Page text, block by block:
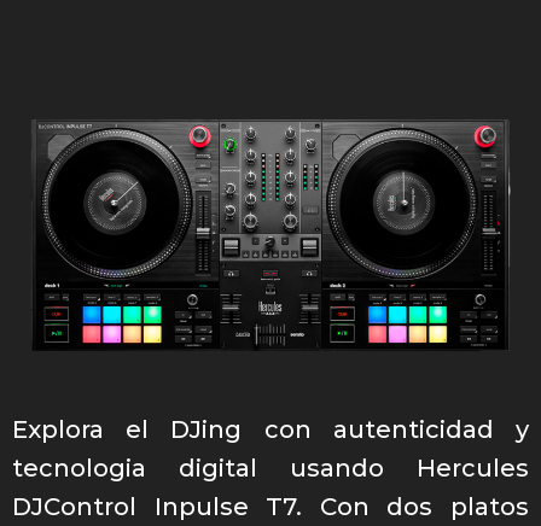
Explora el DJing con autenticidad y
tecnologia digital usando Hercules
DJControl Inpulse T7. Con dos platos